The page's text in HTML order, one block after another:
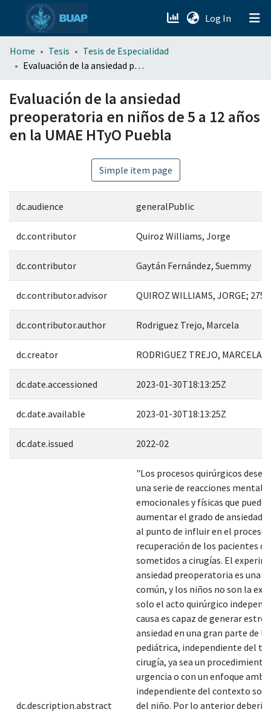
Log In (current)
menu.section.about_menu
Home Tesis
Tesis de Especialidad
Evaluación de la ansiedad preoperatoria en niños de 5 a 12 años en la UMAE HTyO Puebla
Evaluación de la ansiedad
preoperatoria en niños de 5 a 12 años
en la UMAE HTyO Puebla
Simple item page
dc.audience generalPublic
dc.contributor Quiroz Williams, Jorge
dc.contributor Gaytán Fernández, Suemmy
dc.contributor.advisor QUIROZ WILLIAMS, JORGE;
dc.contributor.author Rodriguez Trejo, Marcela
dc.creator RODRIGUEZ TREJO, MARCELA;
dc.date.accessioned 2023-01-30T18:13:25Z
dc.date.available 2023-01-30T18:13:25Z
dc.date.issued 2022-02
dc.description.abstract
"Los procesos quirúrgicos
una serie de reacciones
emocionales y físicas que pueden
aumentar el grado de ansiedad,
al punto de influir en el proceso
recuperación de los pacientes
sometidos a cirugías. El
ansiedad preoperatoria es una
común, y los niños no son la
solo el acto quirúrgico
causa es capaz de generar estrés
ansiedad en una gran parte de
pediátrica, independiente del
cirugía, ya sea un procedimiento
urgencia o con un enfoque
independiente del contexto
del niño. Por lo anterior debería